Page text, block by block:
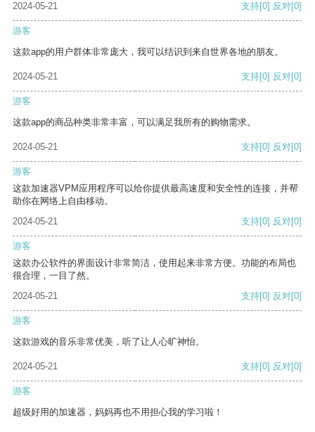
2024-05-21 支持[0] 反对[0]
游客
这款app的用户群体非常庞大，我可以结识到来自世界各地的朋友。
2024-05-21 支持[0] 反对[0]
游客
这款app的商品种类非常丰富，可以满足我所有的购物需求。
2024-05-21 支持[0] 反对[0]
游客
这款加速器VPM应用程序可以给你提供最高速度和安全性的连接，并帮
助你在网络上自由移动。
2024-05-21
支持[0] 反对[0]
游客
这款办公软件的界面设计非常简洁，使用起来非常方便。功能的布局也
很合理，一目了然。
2024-05-21
支持[0] 反对[0]
游客
这款游戏的音乐非常优美，听了让人心旷神怡。
2024-05-21 支持[0] 反对[0]
游客
超级好用的加速器，妈妈再也不用担心我的学习啦！